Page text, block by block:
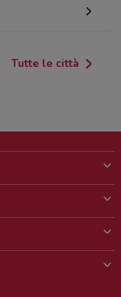
Tutte le città